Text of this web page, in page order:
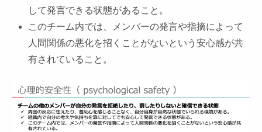
して発言できる状態があること。
このチーム内では、メンバーの発言や指摘によって
人間関係の悪化を招くことがないという安心感が共
有されていること。